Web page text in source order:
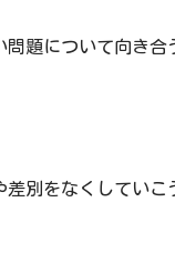
題について向き
別をなくしていこ